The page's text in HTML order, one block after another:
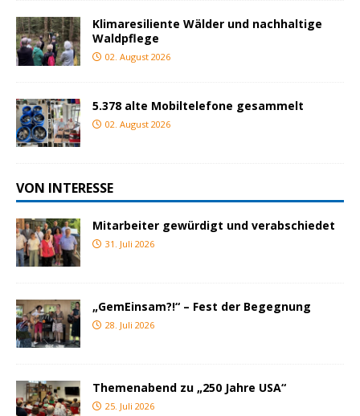
Klimaresiliente Wälder und nachhaltige
Waldpflege
02. August 2026
5.378 alte Mobiltelefone gesammelt
02. August 2026
VON INTERESSE
Mitarbeiter gewürdigt und verabschiedet
31. Juli 2026
„GemEinsam?!“ – Fest der Begegnung
28. Juli 2026
Themenabend zu „250 Jahre USA“
25. Juli 2026